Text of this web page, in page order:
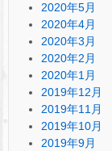
2020年5月
2020年4月
2020年3月
2020年2月
2020年1月
2019年12月
2019年11月
2019年10月
2019年9月